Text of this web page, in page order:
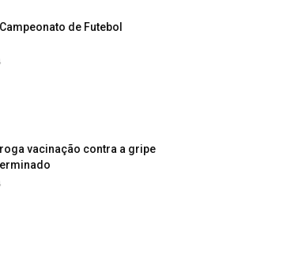
de Futebol
vacinação contra a gripe